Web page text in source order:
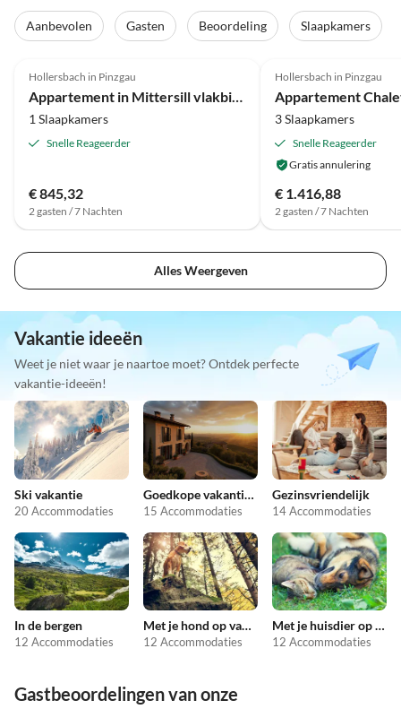
Aanbevolen Gasten Beoordeling
Slaapkamers
Hollersbach in Pinzgau
1 Slaapkamers
Snelle Reageerder
€ 845,32
2 gasten / 7 Nachten
Hollersbach in Pinzgau
3 Slaapkamers
Snelle Reageerder
Gratis annulering
€ 1.416,88
2 gasten / 7 Nachten
Alles Weergeven
Vakantie ideeën
Weet je niet waar je naartoe moet? Ontdek perfecte
vakantie-ideeën!
Ski vakantie
20 Accommodaties
Goedkope vakantieappartementen
15 Accommodaties
Gezinsvriendelijk
14 Accommodaties
In de bergen
12 Accommodaties
Met je hond op vakantie
12 Accommodaties
Met je huisdier op vakantie
12 Accommodaties
Gastbeoordelingen van onze